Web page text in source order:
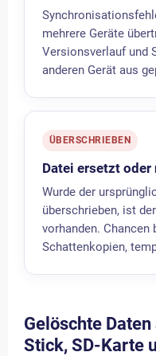
mehrere Geräte
Versionsverlauf und
anderen Gerät aus
ÜBERSCHRIEBEN
Datei ersetzt
Wurde der
überschrieben, ist
vorhanden. Chancen
Schattenkopien,
Gelöschte Daten
Stick, SD-Karte